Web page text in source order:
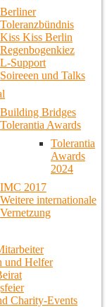
Berliner
Toleranzbündnis
Kiss Kiss Berlin
Regenbogenkiez
L-Support
Soireeen und Talks
Building Bridges
Tolerantia Awards
Tolerantia
Awards
2024
IMC 2017
Weitere internationale
Vernetzung
und Helfer
Charity-Events